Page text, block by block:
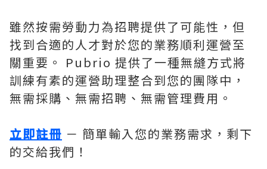
雖然按需勞動力為招聘提供了可能性，但
找到合適的人才對於您的業務順利運營至
關重要。 Pubrio 提供了一種無縫方式將
訓練有素的運營助理整合到您的團隊中，
無需採購、無需招聘、無需管理費用。
立即註冊 － 簡單輸入您的業務需求，剩下
的交給我們！